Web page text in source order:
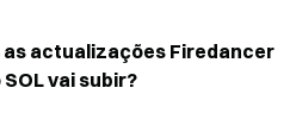
as actualizações Firedancer
vai subir?